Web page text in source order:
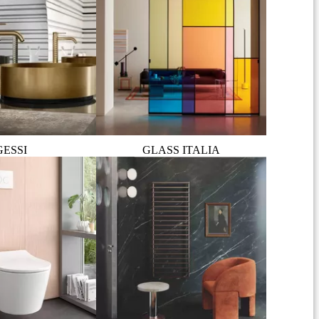
GLASS ITALIA